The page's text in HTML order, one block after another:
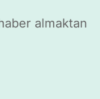
almaktan